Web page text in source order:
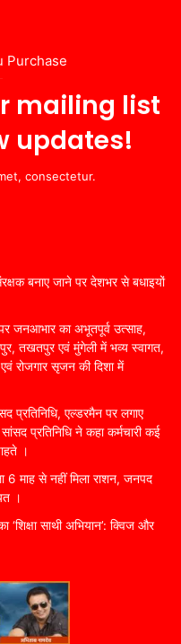
Purchase
mailing list
updates!
consectetur.
बनाए जाने पर देशभर से बधाइयों
जनआभार का अभूतपूर्व उत्साह,
तखतपुर एवं मुंगेली में भव्य स्वागत,
रोजगार सृजन की दिशा में
प्रतिनिधि, एल्डरमैन पर लगाए
प्रतिनिधि ने कहा कर्मचारी कई
।
6 माह से नहीं मिला राशन, जनपद
।
‘शिक्षा साथी अभियान’: क्विज और